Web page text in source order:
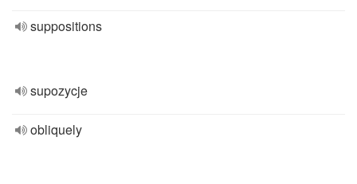
suppositions
supozycje
obliquely